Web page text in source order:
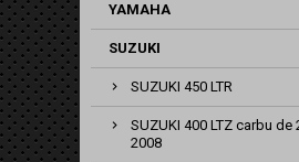
YAMAHA
SUZUKI
SUZUKI 450 LTR
SUZUKI 400 LTZ carbu de
2008